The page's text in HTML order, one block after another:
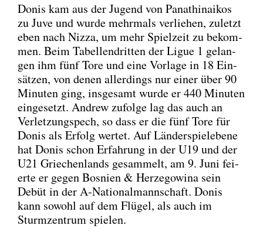
Donis kam aus der Jugend von Pan­athi­nai­kos
zu Juve und wur­de mehr­mals ver­lie­hen, zuletzt
eben nach Niz­za, um mehr Spiel­zeit zu bekom­
men. Beim Tabel­len­drit­ten der Ligue 1 gelan­
gen ihm fünf Tore und eine Vor­la­ge in 18 Ein­
sät­zen, von denen aller­dings nur einer über 90
Minu­ten ging, ins­ge­samt wur­de er 440 Minu­ten
ein­ge­setzt. Andrew zufol­ge lag das auch an
Ver­let­zungs­pech, so dass er die fünf Tore für
Donis als Erfolg wer­tet. Auf Län­der­spiel­ebe­ne
hat Donis schon Erfah­rung in der U19 und der
U21 Grie­chen­lands gesam­melt, am 9. Juni fei­
er­te er gegen Bos­ni­en & Her­ze­go­wi­na sein
Debüt in der A‑Nationalmannschaft. Donis
kann sowohl auf dem Flü­gel, als auch im
Sturm­zen­trum spie­len.